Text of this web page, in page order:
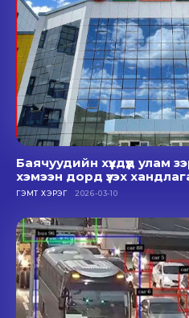
Баячуудийн хүүхдүүд
хэмээн дорд үзэх
ГЭМТ ХЭРЭГ 2026-03-10